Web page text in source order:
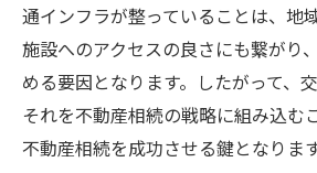
通インフラが整っていることは、地
施設へのアクセスの良さにも繋がり
める要因となります。したがって、
それを不動産相続の戦略に組み込む
不動産相続を成功させる鍵となります